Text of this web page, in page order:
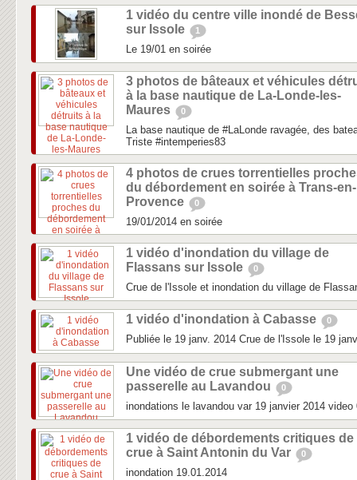
1 vidéo du centre ville inondé de
sur Issole
1
Le 19/01 en soirée
3 photos de bâteaux et véhicules
à la base nautique de La-Londe-les-
Maures
0
La base nautique de #LaLonde ravagée, des
Triste #intemperies83
4 photos de crues torrentielles
du débordement en soirée à Trans-en-
Provence
0
19/01/2014 en soirée
1 vidéo d'inondation du village de
Flassans sur Issole
0
Crue de l'Issole et inondation du village de
1 vidéo d'inondation à Cabasse 0
Publiée le 19 janv. 2014 Crue de l'Issole le 19
Une vidéo de crue submergant une
passerelle au Lavandou
0
inondations le lavandou var 19 janvier 2014 video
1 vidéo de débordements critiques de
crue à Saint Antonin du Var
0
inondation 19.01.2014